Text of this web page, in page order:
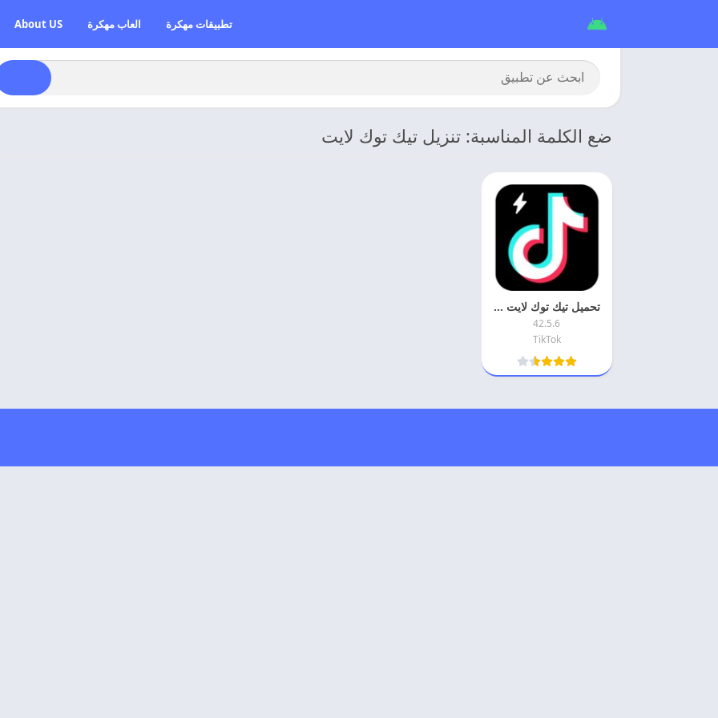
تطبيقات مهكرة العاب مهكرة About US
ضع الكلمة المناسبة: تنزيل تيك توك لايت
تحميل تيك توك لايت 2026 TikTok Lite APK اخر اصدار
42.5.6
TikTok